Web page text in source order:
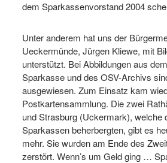
dem Sparkassenvorstand 2004
Unter anderem hat uns der
Ueckermünde, Jürgen Kliewe, mit
unterstützt. Bei Abbildungen aus
Sparkasse und des OSV-Archivs
ausgewiesen. Zum Einsatz kam
Postkartensammlung. Die zwei
und Strasburg (Uckermark), welche
Sparkassen beherbergten, gibt es
mehr. Sie wurden am Ende des
zerstört. Wenn’s um Geld ging …